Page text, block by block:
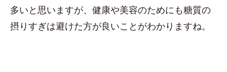
多いと思いますが、健康や美容のためにも糖質の
摂りすぎは避けた方が良いことがわかりますね。